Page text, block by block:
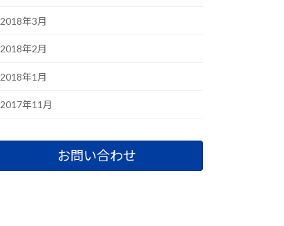
2018年3月
2018年2月
2018年1月
2017年11月
お問い合わせ